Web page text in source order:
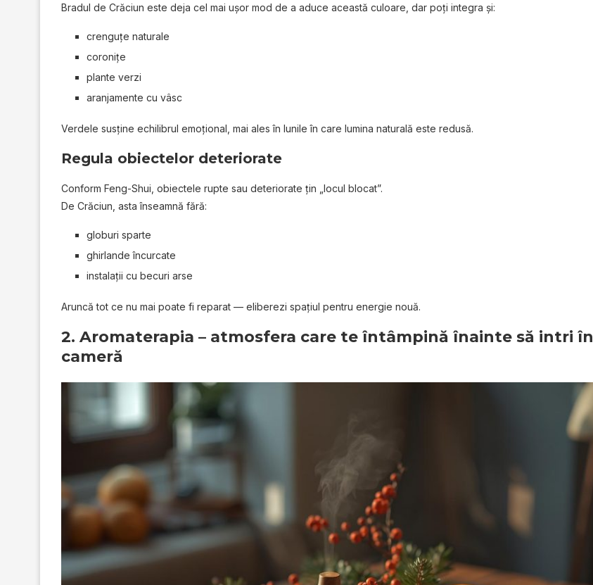
Bradul de Crăciun este deja cel mai ușor mod de a aduce această culoare, dar poți integra și:
crenguțe naturale
coronițe
plante verzi
aranjamente cu vâsc
Verdele susține echilibrul emoțional, mai ales în lunile în care lumina naturală este redusă.
Regula obiectelor deteriorate
Conform Feng-Shui, obiectele rupte sau deteriorate țin „locul blocat”.
De Crăciun, asta înseamnă fără:
globuri sparte
ghirlande încurcate
instalații cu becuri arse
Aruncă tot ce nu mai poate fi reparat — eliberezi spațiul pentru energie nouă.
2. Aromaterapia – atmosfera care te întâmpină înainte să intri în
cameră